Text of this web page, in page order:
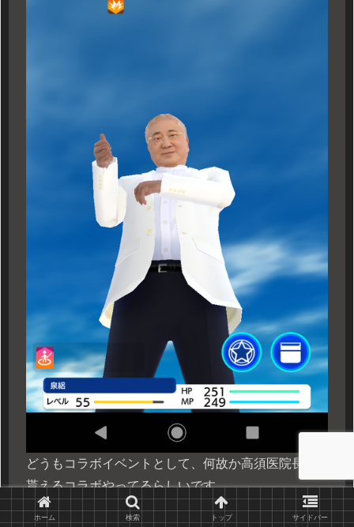
どうもコラボイベントとして、何故か高須医院長が
貰えるコラボやってるらしいです。
気が付いたら周りにチラホラと見かける様になりま
ホーム 検索 トップ サイドバー